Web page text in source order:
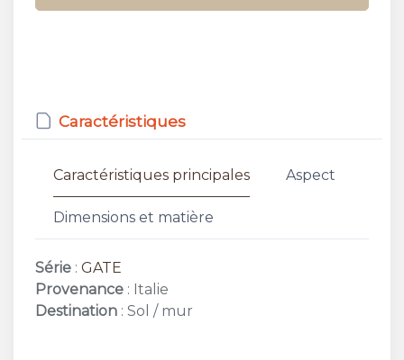
Caractéristiques
Caractéristiques principales Aspect
Dimensions et matière
Série : GATE
Provenance : Italie
Destination : Sol / mur